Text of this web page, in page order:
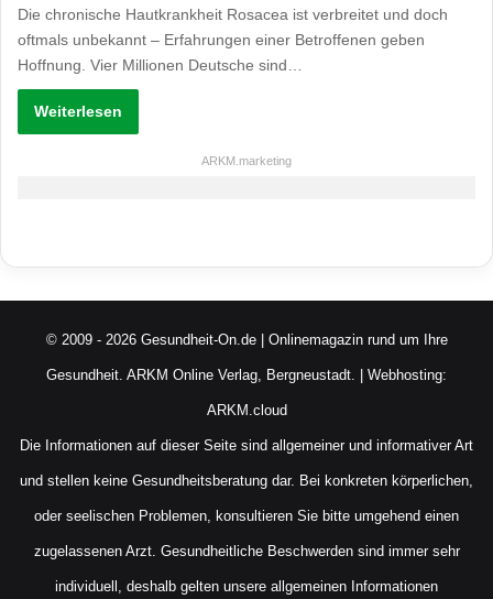
Die chronische Hautkrankheit Rosacea ist verbreitet und doch
oftmals unbekannt – Erfahrungen einer Betroffenen geben
Hoffnung. Vier Millionen Deutsche sind…
Weiterlesen
ARKM.marketing
© 2009 - 2026 Gesundheit-On.de | Onlinemagazin rund um Ihre
Gesundheit. ARKM Online Verlag, Bergneustadt. | Webhosting:
ARKM.cloud
Die Informationen auf dieser Seite sind allgemeiner und informativer Art
und stellen keine Gesundheitsberatung dar. Bei konkreten körperlichen,
oder seelischen Problemen, konsultieren Sie bitte umgehend einen
zugelassenen Arzt. Gesundheitliche Beschwerden sind immer sehr
individuell, deshalb gelten unsere allgemeinen Informationen